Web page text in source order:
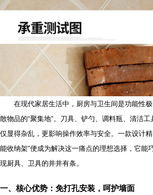
在现代家居生活中，厨房与卫生间是功能性
散物品的“聚集地”。刀具、铲勺、调料瓶、清洁
仅显得杂乱，更影响操作效率与安全。一款设计
能收纳架”便成为解决这一痛点的理想选择，它能
现厨具、卫具的井井有条。
一、核心优势：免打孔安装，呵护墙面